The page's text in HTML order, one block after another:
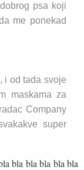
psa koji
me ponekad
i od tada svoje
maskama za
Company
super
bla bla bla bla bla